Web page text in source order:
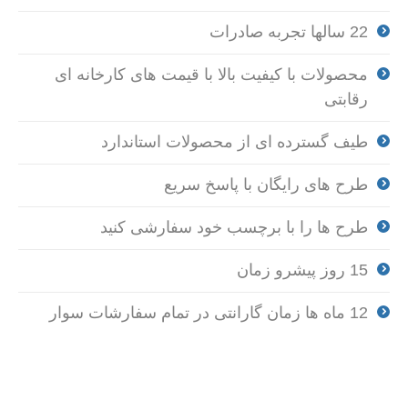
22 سالها تجربه صادرات
محصولات با کیفیت بالا با قیمت های کارخانه ای
رقابتی
طیف گسترده ای از محصولات استاندارد
طرح های رایگان با پاسخ سریع
طرح ها را با برچسب خود سفارشی کنید
15 روز پیشرو زمان
12 ماه ها زمان گارانتی در تمام سفارشات سوار